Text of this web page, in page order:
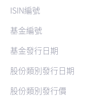
ISIN編號
基金編號
基金發行日期
股份類別發行日期
股份類別發行價